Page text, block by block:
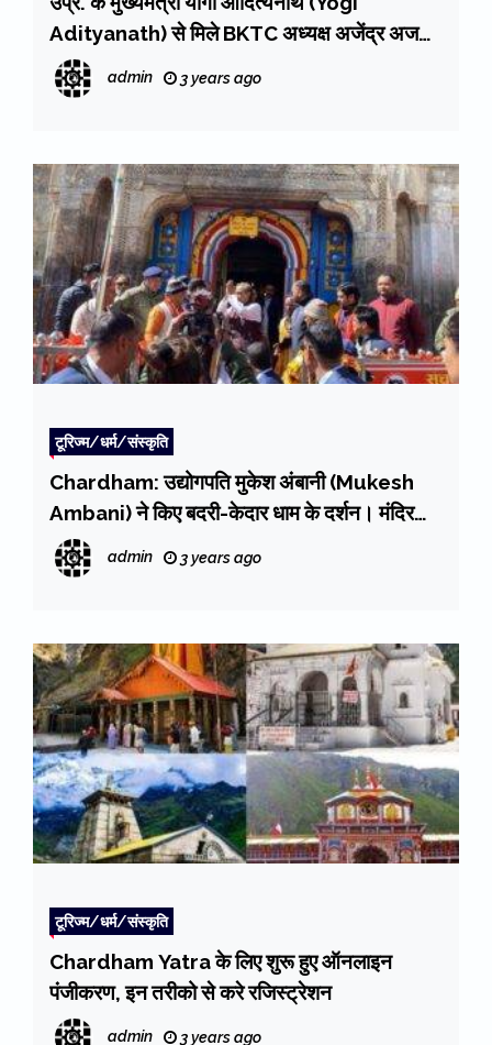
Adityanath) से मिले BKTC अध्यक्ष अजेंद्र अजय,
इन परिसंपत्तियों के संरक्षण के लिए की चर्चा
admin 3 years ago
टूरिज्म/धर्म/संस्कृति
Chardham: उद्योगपति मुकेश अंबानी (Mukesh
Ambani) ने किए बदरी-केदार धाम के दर्शन। मंदिर
समिति को दिया 5 करोड़ दान, बीकेटीसी अध्यक्ष अजेंद्र
अजय ने जताया आभार
admin 3 years ago
टूरिज्म/धर्म/संस्कृति
Chardham Yatra के लिए शुरू हुए ऑनलाइन
पंजीकरण, इन तरीको से करे रजिस्ट्रेशन
admin 3 years ago